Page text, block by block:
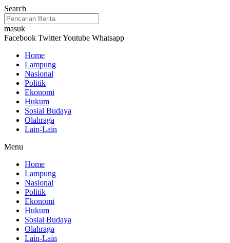
Lewati
ke
konten
Search
masuk
Facebook TwitterYoutube Whatsapp
Home
Lampung
Nasional
Politik
Ekonomi
Hukum
Sosial Budaya
Olahraga
Lain-Lain
Menu
Home
Lampung
Nasional
Politik
Ekonomi
Hukum
Sosial Budaya
Olahraga
Lain-Lain